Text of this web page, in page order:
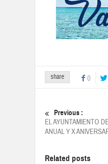
share 0
Previous :
EL AYUNTAMIENTO
ANUAL Y X
Related posts